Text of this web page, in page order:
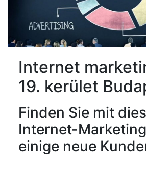
Internet
19. kerület
Finden Sie mit
Internet-
einige neue